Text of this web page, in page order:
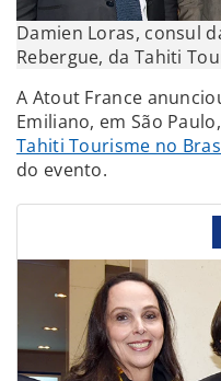
Damien Loras, consul
Rebergue, da Tahiti
A Atout France
Emiliano, em São
Tahiti Tourisme no
do evento.